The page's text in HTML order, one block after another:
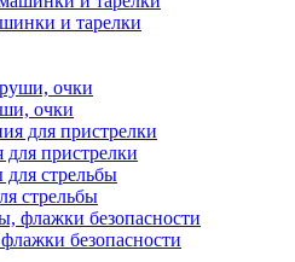
и тарелки
очки
пристрелки
стрельбы
безопасности